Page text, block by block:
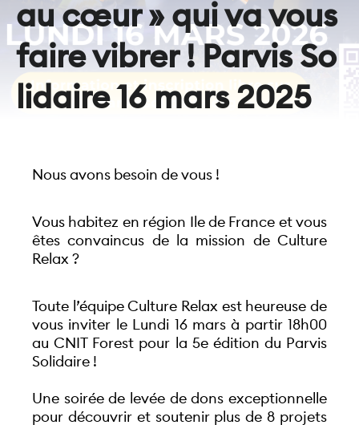
au cœur » qui va vous
faire vibrer ! Parvis So
lidaire 16 mars 2025
Nous avons besoin de vous !
Vous habitez en région Ile de France et vous
êtes convaincus de la mission de Culture
Relax ?
Toute l’équipe Culture Relax est heureuse de
vous inviter le Lundi 16 mars à partir 18h00
au CNIT Forest pour la 5e édition du Parvis
Solidaire !
Une soirée de levée de dons exceptionnelle
pour découvrir et soutenir plus de 8 projets